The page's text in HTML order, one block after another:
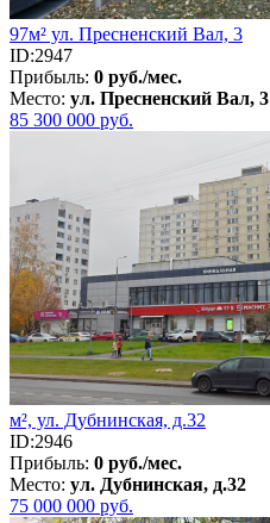
97м² ул. Пресненский Вал, 3
ID:2947
Прибыль: 0 руб./мес.
Место: ул. Пресненский Вал, 3
85 300 000 руб.
м², ул. Дубнинская, д.32
ID:2946
Прибыль: 0 руб./мес.
Место: ул. Дубнинская, д.32
75 000 000 руб.